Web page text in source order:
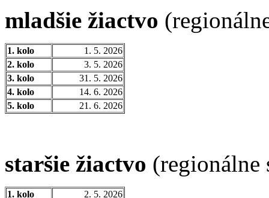
mladšie žiactvo
1. kolo
1. 5. 2026
2. kolo
3. 5. 2026
3. kolo
31. 5. 2026
4. kolo
14. 6. 2026
5. kolo
21. 6. 2026
staršie žiactvo (regionálne
1. kolo 2. 5. 2026